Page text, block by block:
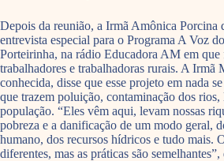
Depois da reunião, a Irmã Amônica Porcina
entrevista especial para o Programa A Voz
Porteirinha, na rádio Educadora AM em que
trabalhadores e trabalhadoras rurais. A Irmã
conhecida, disse que esse projeto em nada
que trazem poluição, contaminação dos
população. “Eles vêm aqui, levam nossas
pobreza e a danificação de um modo geral,
humano, dos recursos hídricos e tudo mais.
diferentes, mas as práticas são